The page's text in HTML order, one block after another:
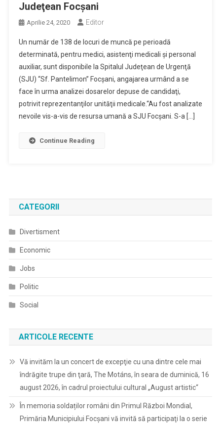
Judeţean Focşani
Aprilie 24, 2020 Editor
Un număr de 138 de locuri de muncă pe perioadă
determinată, pentru medici, asistenţi medicali şi personal
auxiliar, sunt disponibile la Spitalul Judeţean de Urgenţă
(SJU) “Sf. Pantelimon” Focşani, angajarea urmând a se
face în urma analizei dosarelor depuse de candidaţi,
potrivit reprezentanţilor unităţii medicale.“Au fost analizate
nevoile vis-a-vis de resursa umană a SJU Focşani. S-a […]
Continue Reading
CATEGORII
Divertisment
Economic
Jobs
Politic
Social
ARTICOLE RECENTE
Vă invităm la un concert de excepţie cu una dintre cele mai
îndrăgite trupe din ţară, The Motáns, în seara de duminică, 16
august 2026, în cadrul proiectului cultural „August artistic“
În memoria soldaților români din Primul Război Mondial,
Primăria Municipiului Focșani vă invită să participaţi la o serie